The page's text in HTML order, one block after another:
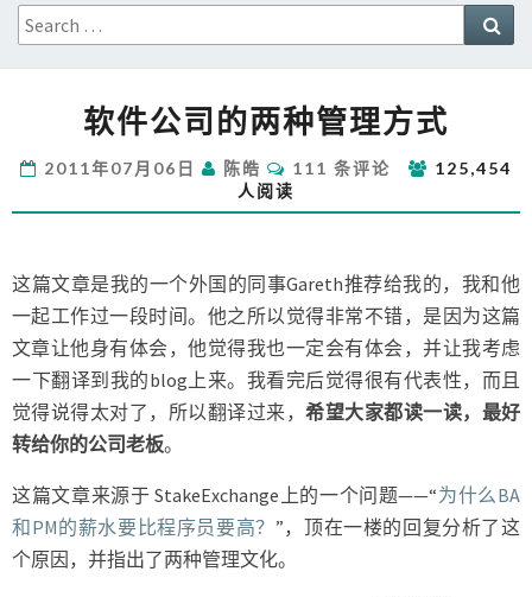
Search
for:
件
司
的
管
理
方
式
软件公司的两种管理方式
2011年07月06日 陈皓
评
论
111 条评论
125,454
人阅读
这篇文章是我的一个外国的同事Gareth推荐给我的，我和他
一起工作过一段时间。他之所以觉得非常不错，是因为这篇
文章让他身有体会，他觉得我也一定会有体会，并让我考虑
一下翻译到我的blog上来。我看完后觉得很有代表性，而且
觉得说得太对了，所以翻译过来，希望大家都读一读，最好
转给你的公司老板。
这篇文章来源于 StakeExchange上的一个问题——“为什么BA
和PM的薪水要比程序员要高？ ”，顶在一楼的回复分析了这
个原因，并指出了两种管理文化。